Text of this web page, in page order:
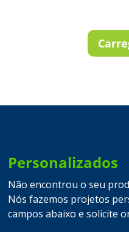
Personalizados
Não encontrou o seu
Nós fazemos projetos
campos abaixo e solicite